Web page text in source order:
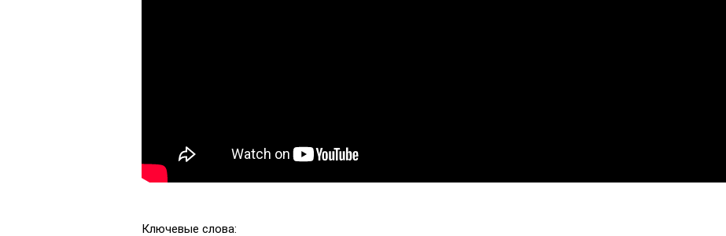
Ключевые слова: